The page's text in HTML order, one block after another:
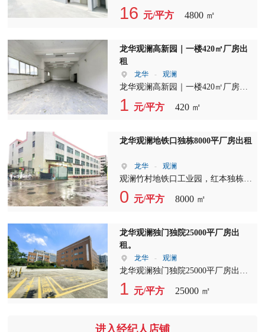
整租均价19元，也能分层租！ 一楼
1200平25元，二三四楼低至15.8！ 近
16 元/平方 4800 ㎡
龙华观澜高新园｜一楼420㎡厂房出
租
龙华 - 观澜
龙华观澜高新园｜一楼420㎡厂房出
租 稀缺一楼现房，格局方正 带两间
独立办公室，水电齐全 办公生产分
仓储、轻加工 园区形象好，货车进
1 元/平方 420 ㎡
龙华观澜地铁口独栋8000平厂房出租
龙华 - 观澜
观澜竹村地铁口工业园，红本独栋厂
房1-3层8000平方， 单层面积2650平
方，一楼高度5米，园区已电改，交
0 元/平方 8000 ㎡
龙华观澜独门独院25000平厂房出
租。
龙华 - 观澜
龙华观澜独门独院25000平厂房出租
标准厂房一栋，两栋钢结构，1栋宿
舍一栋办公楼。
1 元/平方 25000 ㎡
进入经纪人店铺